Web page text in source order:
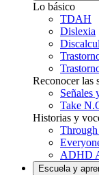
Lo básico
TDAH
Dislexia
Reconocer las
Señales
Take
Historias y
ADHD
Escuela y